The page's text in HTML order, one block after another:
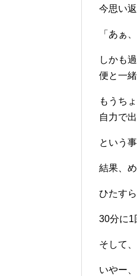
今思い
「あぁ
しかも
便と一
もうち
自力で
という
結果、
ひたすら
30分に1
そして
いやー